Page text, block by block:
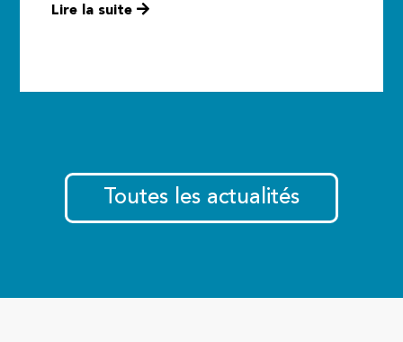
Lire la suite
Toutes les actualités